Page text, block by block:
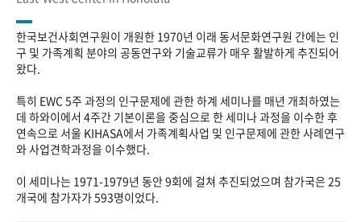
한국보건사회연구원이 개원한 1970년 이래 동서문화연구원 간에는 인
구 및 가족계획 분야의 공동연구와 기술교류가 매우 활발하게 추진되어
왔다.
특히 EWC 5주 과정의 인구문제에 관한 하계 세미나를 매년 개최하였는
데 하와이에서 4주간 기본이론을 중심으로 한 세미나 과정을 이수한 후
연속으로 서울 KIHASA에서 가족계획사업 및 인구문제에 관한 사례연구
와 사업견학과정을 이수했다.
이 세미나는 1971-1979년 동안 9회에 걸쳐 추진되었으며 참가국은 25
개국에 참가자가 593명이었다.